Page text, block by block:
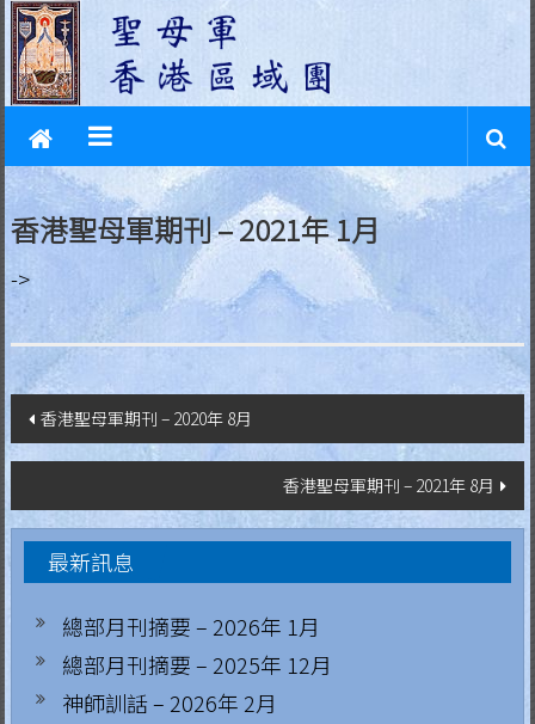
Skip
to
content
L
e
g
i
o
n
o
f
M
a
y
.
香港聖母軍期刊 – 2021年 1月
->
文
章
導
覽
香港聖母軍期刊 – 2020年 8月
香港聖母軍期刊 – 2021年 8月
最新訊息
總部月刊摘要 – 2026年 1月
總部月刊摘要 – 2025年 12月
神師訓話 – 2026年 2月